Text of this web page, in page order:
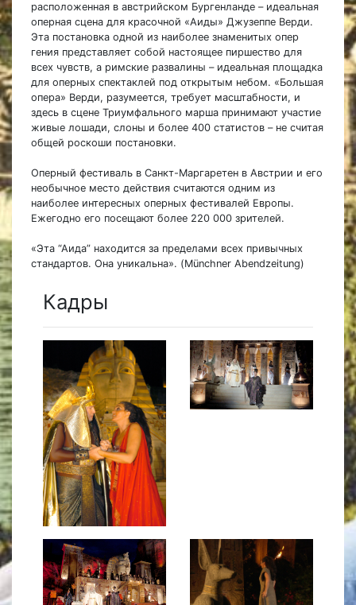
расположенная в австрийском Бургенланде – идеальная
оперная сцена для красочной «Аиды» Джузеппе Верди.
Эта постановка одной из наиболее знаменитых опер
гения представляет собой настоящее пиршество для
всех чувств, а римские развалины – идеальная площадка
для оперных спектаклей под открытым небом. «Большая
опера» Верди, разумеется, требует масштабности, и
здесь в сцене Триумфального марша принимают участие
живые лошади, слоны и более 400 статистов – не считая
общей роскоши постановки.
Оперный фестиваль в Санкт-Маргаретен в Австрии и его
необычное место действия считаются одним из
наиболее интересных оперных фестивалей Европы.
Ежегодно его посещают более 220 000 зрителей.
«Эта “Аида” находится за пределами всех привычных
стандартов. Она уникальна». (Münchner Abendzeitung)
Кадры